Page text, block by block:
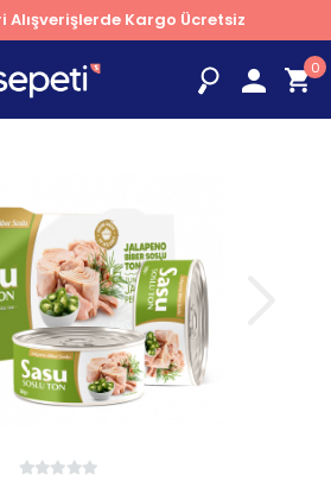
Alışverişlerde Kargo Ücretsiz
0